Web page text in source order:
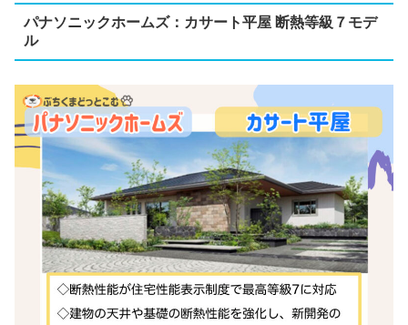
パナソニックホームズ：カサート平屋 断熱等級７モデ
ル